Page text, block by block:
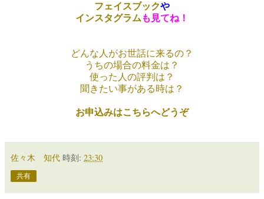
フェイスブックや
インスタグラム も見てね！
どんな人がお世話に来るの？
うちの場合の料金は？
使った人の評判は？
聞きたい事がある時は？
お申込みはこちらへどうぞ
佐々木 知代 時刻: 23:30
共有